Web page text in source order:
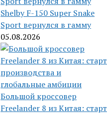
Shelby F-150 Super Snake
Sport вернулся в гамму
05.08.2026
Большой кроссовер
Freelander 8 из Китая: старт